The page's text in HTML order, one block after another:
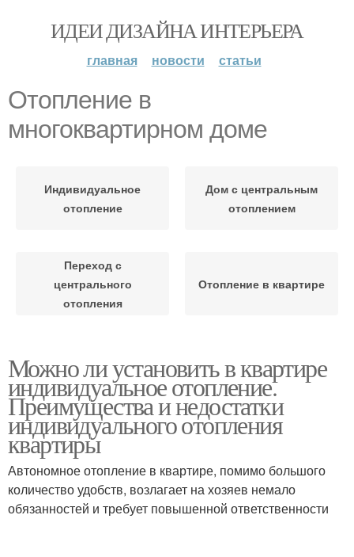
ИДЕИ ДИЗАЙНА ИНТЕРЬЕРА
главная новости статьи
Отопление в
многоквартирном доме
Индивидуальное
отопление
Дом с центральным
отоплением
Переход с
центрального
отопления
Отопление в квартире
Можно ли установить в квартире
индивидуальное отопление.
Преимущества и недостатки
индивидуального отопления
квартиры
Автономное отопление в квартире, помимо большого
количество удобств, возлагает на хозяев немало
обязанностей и требует повышенной ответственности